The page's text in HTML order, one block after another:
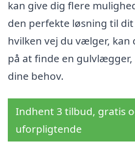
kan give dig flere
den perfekte løsning til
hvilken vej du vælger,
på at finde en
dine behov.
Indhent 3 tilbud, gratis
uforpligtende